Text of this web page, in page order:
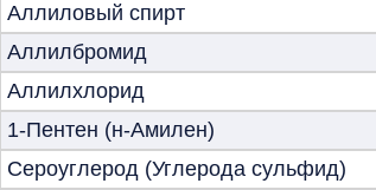
Аллиловый спирт
Аллилбромид
Аллилхлорид
1-Пентен (н-Амилен)
Сероуглерод (Углерода сульфид)